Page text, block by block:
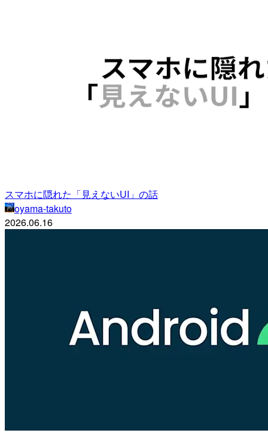
スマホに隠れた「見えないUI」の話
oyama-takuto
2026.06.16